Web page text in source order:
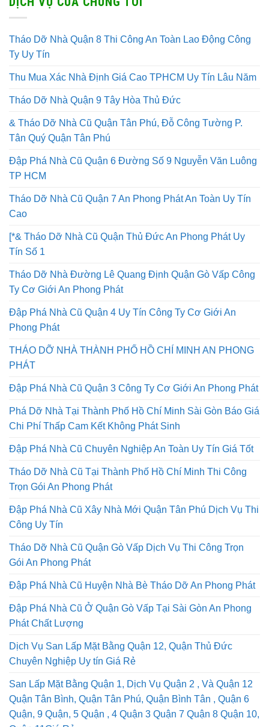
Tháo Dỡ Nhà Quận 8 Thi Công An Toàn Lao Động Công
Ty Uy Tín
Thu Mua Xác Nhà Định Giá Cao TPHCM Uy Tín Lâu Năm
Tháo Dỡ Nhà Quận 9 Tây Hòa Thủ Đức
& Tháo Dỡ Nhà Cũ Quận Tân Phú, Đỗ Công Tường P.
Tân Quý Quận Tân Phú
Đập Phá Nhà Cũ Quận 6 Đường Số 9 Nguyễn Văn Luông
TP HCM
Tháo Dỡ Nhà Cũ Quận 7 An Phong Phát An Toàn Uy Tín
Cao
[*& Tháo Dỡ Nhà Cũ Quận Thủ Đức An Phong Phát Uy
Tín Số 1
Tháo Dỡ Nhà Đường Lê Quang Định Quận Gò Vấp Công
Ty Cơ Giới An Phong Phát
Đập Phá Nhà Cũ Quận 4 Uy Tín Công Ty Cơ Giới An
Phong Phát
THÁO DỠ NHÀ THÀNH PHỐ HỒ CHÍ MINH AN PHONG
PHÁT
Đập Phá Nhà Cũ Quận 3 Công Ty Cơ Giới An Phong Phát
Phá Dỡ Nhà Tại Thành Phố Hồ Chí Minh Sài Gòn Báo Giá
Chi Phí Thấp Cam Kết Không Phát Sinh
Đập Phá Nhà Cũ Chuyên Nghiệp An Toàn Uy Tín Giá Tốt
Tháo Dỡ Nhà Cũ Tại Thành Phố Hồ Chí Minh Thi Công
Trọn Gói An Phong Phát
Đập Phá Nhà Cũ Xây Nhà Mới Quận Tân Phú Dịch Vụ Thi
Công Uy Tín
Tháo Dỡ Nhà Cũ Quận Gò Vấp Dịch Vụ Thi Công Trọn
Gói An Phong Phát
Đập Phá Nhà Cũ Huyện Nhà Bè Tháo Dỡ An Phong Phát
Đập Phá Nhà Cũ Ở Quận Gò Vấp Tại Sài Gòn An Phong
Phát Chất Lượng
Dịch Vụ San Lấp Mặt Bằng Quận 12, Quận Thủ Đức
Chuyên Nghiệp Uy tín Giá Rẻ
San Lấp Mặt Bằng Quận 1, Dịch Vụ Quận 2 , Và Quận 12
Quận Tân Bình, Quận Tân Phú, Quận Bình Tân , Quận 6
Quận, 9 Quận, 5 Quận , 4 Quận 3 Quận 7 Quận 8 Quận 10,